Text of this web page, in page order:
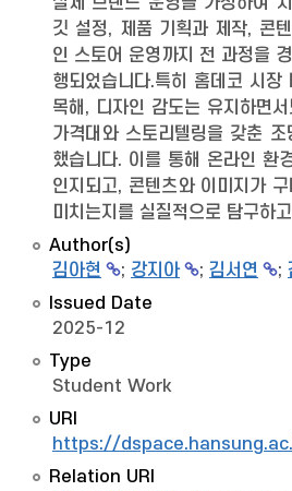
깃 설정, 제품 기획과 제작, 콘
인 스토어 운영까지 전 과정을
행되었습니다.특히 홈데코 시
목해, 디자인 감도는 유지하면
가격대와 스토리텔링을 갖춘
했습니다. 이를 통해 온라인 환
인지되고, 콘텐츠와 이미지가
미치는지를 실질적으로 탐구하
Author(s)
김아현
; 강지아 ; 김서연 ;
Issued Date
2025-12
Type
Student Work
URI
https://
Relation URI